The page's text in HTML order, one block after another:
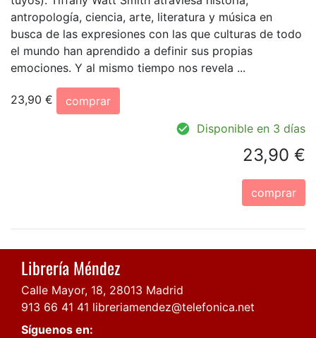
antropología, ciencia, arte, literatura y música en
busca de las expresiones con las que culturas de todo
el mundo han aprendido a definir sus propias
emociones. Y al mismo tiempo nos revela ...
23,90 €
comprar
Disponible en 3 días
23,90 €
comprar
Librería Méndez
Calle Mayor, 18, 28013 Madrid
913 66 41 41 libreriamendez@telefonica.net
Síguenos en: